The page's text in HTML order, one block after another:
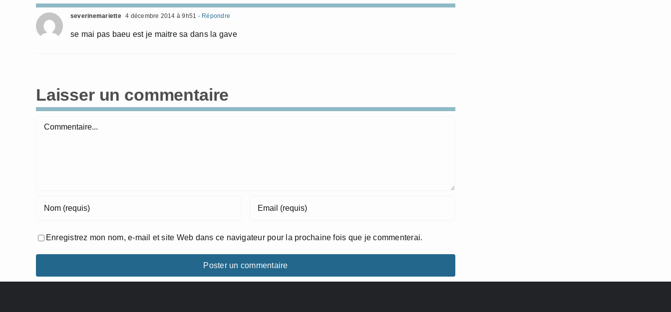
severinemariette 4 décembre 2014 à 9h51 - Répondre
se mai pas baeu est je maitre sa dans la gave
Laisser un commentaire
Commentaire
Enregistrez mon nom, e-mail et site Web dans ce navigateur pour la prochaine fois que je commenterai.